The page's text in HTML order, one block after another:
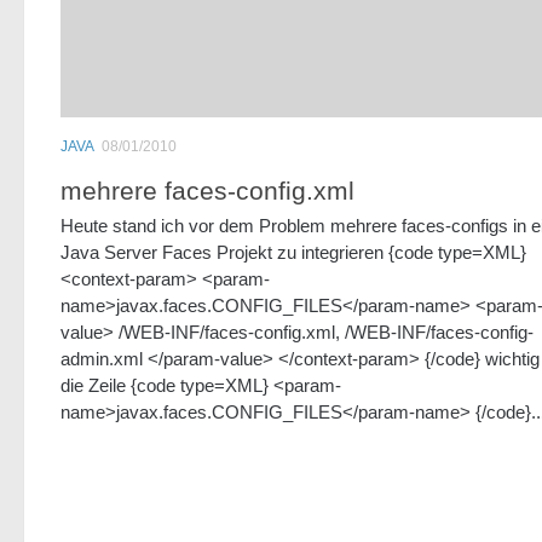
JAVA 08/01/2010
mehrere faces-config.xml
Heute stand ich vor dem Problem mehrere faces-configs in
Java Server Faces Projekt zu integrieren {code type=XML}
<context-param> <param-
name>javax.faces.CONFIG_FILES</param-name> <param-
value> /WEB-INF/faces-config.xml, /WEB-INF/faces-config-
admin.xml </param-value> </context-param> {/code}
die Zeile {code type=XML} <param-
name>javax.faces.CONFIG_FILES</param-name> {/